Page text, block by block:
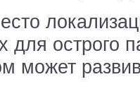
для острого
может